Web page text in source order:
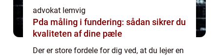
advokat lemvig
Pda måling i fundering: sådan sikrer du
kvaliteten af dine pæle
Der er store fordele for dig ved, at du lejer en